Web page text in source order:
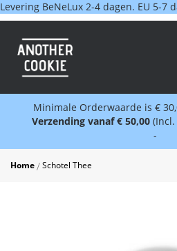
Levering BeNeLux 2-4 dagen. EU 5-7
Minimale Orderwaarde is €
Verzending vanaf € 50,00 (Incl.
-
Home Schotel Thee